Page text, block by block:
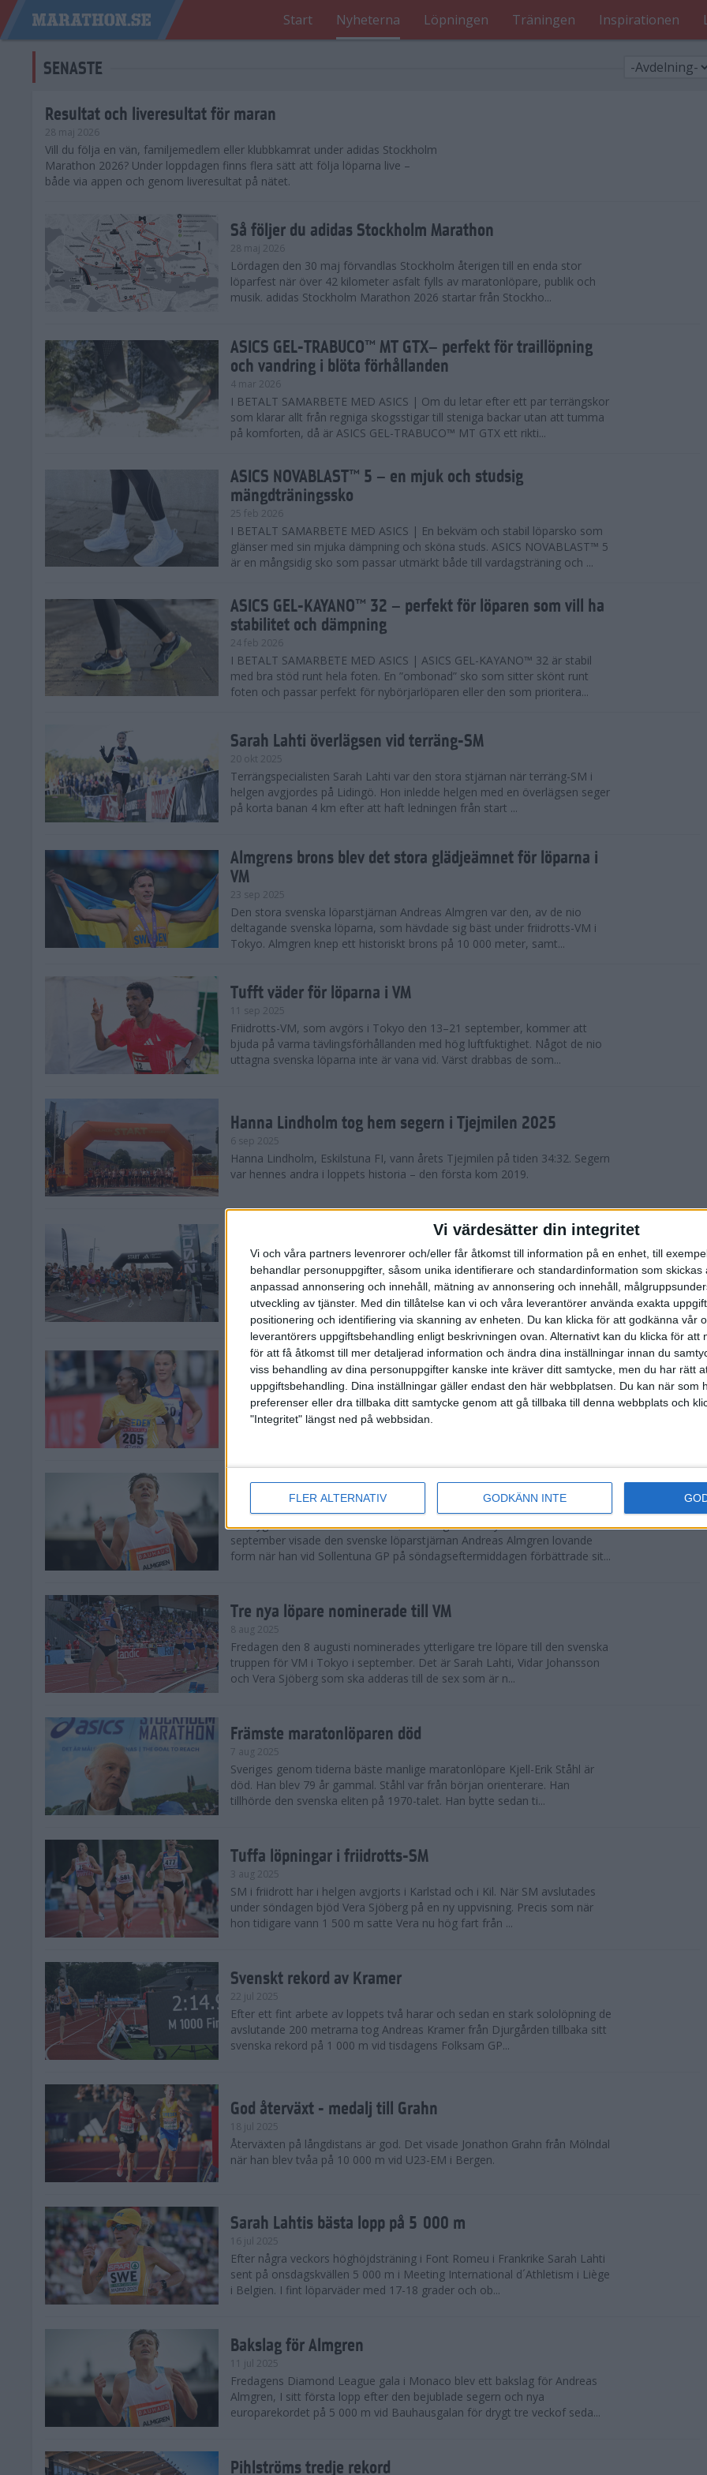
Vi värdesätter din integritet
Vi och våra partners levenrorer och/eller får åtkomst till information på en enhet, till
behandlar personuppgifter, såsom unika identifierare och standardinformation som skickas
anpassad annonsering och innehåll, mätning av annonsering och innehåll,
utveckling av tjänster. Med din tillåtelse kan vi och våra leverantörer använda exakta
positionering och identifiering via skanning av enheten. Du kan klicka för att godkänna vår
leverantörers uppgiftsbehandling enligt beskrivningen ovan. Alternativt kan du klicka för att
för att få åtkomst till mer detaljerad information och ändra dina inställningar innan du
viss behandling av dina personuppgifter kanske inte kräver ditt samtycke, men du har rätt
uppgiftsbehandling. Dina inställningar gäller endast den här webbplatsen. Du kan när som
preferenser eller dra tillbaka ditt samtycke genom att gå tillbaka till denna webbplats och
"Integritet" längst ned på webbsidan.
FLER ALTERNATIV GODKÄNN INTE
Start Nyheterna Löpningen Träningen Inspirationen
SENASTE
Resultat och liveresultat för maran
28 maj 2026
​Vill du följa en vän, familjemedlem eller klubbkamrat under adidas Stockholm
Marathon 2026? Under loppdagen finns flera sätt att följa löparna live –
både via appen och genom liveresultat på nätet.
Så följer du adidas Stockholm Marathon
28 maj 2026
Lördagen den 30 maj förvandlas Stockholm återigen till en enda stor
löparfest när över 42 kilometer asfalt fylls av maratonlöpare, publik och
musik. adidas Stockholm Marathon 2026 startar från Stockho...
ASICS GEL-TRABUCO™ MT GTX– perfekt för traillöpning
och vandring i blöta förhållanden
4 mar 2026
I BETALT SAMARBETE MED ASICS | Om du letar efter ett par terrängskor
som klarar allt från regniga skogsstigar till steniga backar utan att tumma
på komforten, då är ASICS GEL-TRABUCO™ MT GTX ett rikti...
ASICS NOVABLAST™ 5 – en mjuk och studsig
mängdträningssko
25 feb 2026
I BETALT SAMARBETE MED ASICS | En bekväm och stabil löparsko som
glänser med sin mjuka dämpning och sköna studs. ASICS NOVABLAST™ 5
är en mångsidig sko som passar utmärkt både till vardagsträning och ...
ASICS GEL-KAYANO™ 32 – perfekt för löparen som vill ha
stabilitet och dämpning
24 feb 2026
I BETALT SAMARBETE MED ASICS | ASICS GEL-KAYANO™ 32 är stabil
med bra stöd runt hela foten. En ”ombonad” sko som sitter skönt runt
foten och passar perfekt för nybörjarlöparen eller den som prioritera...
Sarah Lahti överlägsen vid terräng-SM
20 okt 2025
Terrängspecialisten Sarah Lahti var den stora stjärnan när terräng-SM i
helgen avgjordes på Lidingö. Hon inledde helgen med en överlägsen seger
på korta banan 4 km efter att haft ledningen från start ...
Almgrens brons blev det stora glädjeämnet för löparna i
VM
23 sep 2025
Den stora svenska löparstjärnan Andreas Almgren var den, av de nio
deltagande svenska löparna, som hävdade sig bäst under friidrotts-VM i
Tokyo. Almgren knep ett historiskt brons på 10 000 meter, samt...
Tufft väder för löparna i VM
11 sep 2025
Friidrotts-VM, som avgörs i Tokyo den 13–21 september, kommer att
bjuda på varma tävlingsförhållanden med hög luftfuktighet. Något de nio
uttagna svenska löparna inte är vana vid. Värst drabbas de som...
Hanna Lindholm tog hem segern i Tjejmilen 2025
6 sep 2025
Hanna Lindholm, Eskilstuna FI, vann årets Tjejmilen på tiden 34:32. Segern
var hennes andra i loppets historia – den första kom 2019.
Snabbaste segertiden på 12 år i rekordstort adidas
Stockholm Halvmaraton
30 aug 2025
Ett slutsålt och rekordstort adidas Stockholm Halvmaraton avgjordes i
nästintill perfekt löparväder. 18 grader, mulet och väldigt lite vind. Totalt
var 19,866 löpare anmälda, varav 15,807 kom till sta...
Löparna viktiga när Sverige vann Finnkampen
26 aug 2025
Den hundrade upplagan av Finnkampen, världens äldsta och största
landskamp i friidrott, avgjordes inför fullsatta läktare på Stockholms
Svenskt rekord när Almgren testade VM-formen
En dryg månad före friidrotts-VM, som avgörs i Tokyo den 13-21
september visade den svenske löparstjärnan Andreas Almgren lovande
form när han vid Sollentuna GP på söndagseftermiddagen förbättrade sit...
Tre nya löpare nominerade till VM
8 aug 2025
Fredagen den 8 augusti nominerades ytterligare tre löpare till den svenska
truppen för VM i Tokyo i september. Det är Sarah Lahti, Vidar Johansson
och Vera Sjöberg som ska adderas till de sex som är n...
Främste maratonlöparen död
7 aug 2025
Sveriges genom tiderna bäste manlige maratonlöpare Kjell-Erik Ståhl är
död. Han blev 79 år gammal. Ståhl var från början orienterare. Han
tillhörde den svenska eliten på 1970-talet. Han bytte sedan ti...
Tuffa löpningar i friidrotts-SM
3 aug 2025
SM i friidrott har i helgen avgjorts i Karlstad och i Kil. När SM avslutades
under söndagen bjöd Vera Sjöberg på en ny uppvisning. Precis som när
hon tidigare vann 1 500 m satte Vera nu hög fart från ...
Svenskt rekord av Kramer
22 jul 2025
Efter ett fint arbete av loppets två harar och sedan en stark sololöpning de
avslutande 200 metrarna tog Andreas Kramer från Djurgården tillbaka sitt
svenska rekord på 1 000 m vid tisdagens Folksam GP...
God återväxt - medalj till Grahn
18 jul 2025
Återväxten på långdistans är god. Det visade Jonathon Grahn från Mölndal
när han blev tvåa på 10 000 m vid U23-EM i Bergen.
Sarah Lahtis bästa lopp på 5 000 m
16 jul 2025
Efter några veckors höghöjdsträning i Font Romeu i Frankrike Sarah Lahti
sent på onsdagskvällen 5 000 m i Meeting International d´Athletism i Liège
i Belgien. I fint löparväder med 17-18 grader och ob...
Bakslag för Almgren
11 jul 2025
Fredagens Diamond League gala i Monaco blev ett bakslag för Andreas
Almgren, I sitt första lopp efter den bejublade segern och nya
europarekordet på 5 000 m vid Bauhausgalan för drygt tre veckof seda...
Pihlströms tredje rekord